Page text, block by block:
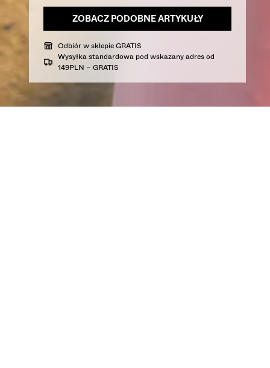
ZOBACZ PODOBNE ARTYKUŁY
Odbiór w sklepie GRATIS
Wysyłka standardowa pod wskazany adres od
149PLN – GRATIS